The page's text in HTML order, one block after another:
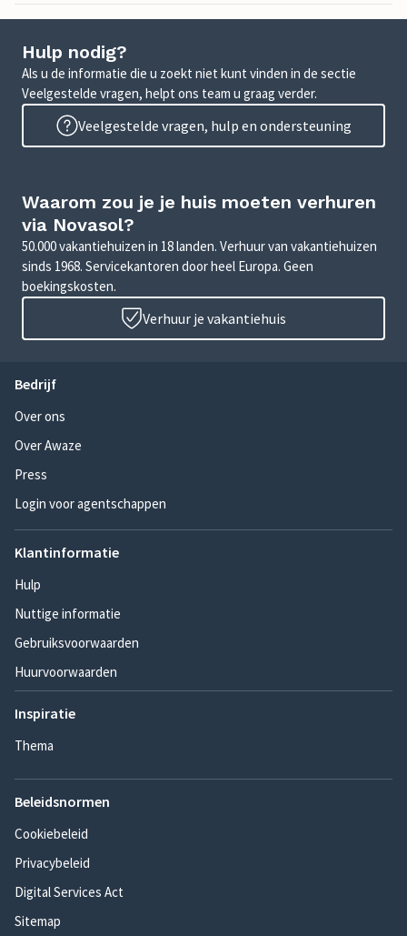
Hulp nodig?
Als u de informatie die u zoekt niet kunt vinden in de sectie
Veelgestelde vragen, helpt ons team u graag verder.
Veelgestelde vragen, hulp en ondersteuning
Waarom zou je je huis moeten verhuren
via Novasol?
50.000 vakantiehuizen in 18 landen. Verhuur van vakantiehuizen
sinds 1968. Servicekantoren door heel Europa. Geen
boekingskosten.
Verhuur je vakantiehuis
Bedrijf
Over ons
Over Awaze
Press
Login voor agentschappen
Klantinformatie
Hulp
Nuttige informatie
Gebruiksvoorwaarden
Huurvoorwaarden
Inspiratie
Thema
Beleidsnormen
Cookiebeleid
Privacybeleid
Digital Services Act
Sitemap